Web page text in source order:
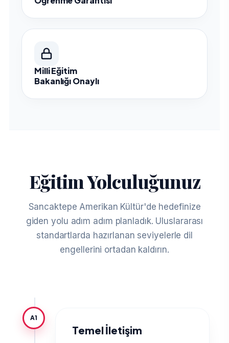
Milli Eğitim
Bakanlığı Onaylı
Eğitim Yolculuğunuz
Sancaktepe Amerikan Kültür'de hedefinize
giden yolu adım adım planladık. Uluslararası
standartlarda hazırlanan seviyelerle dil
engellerini ortadan kaldırın.
A1
Temel İletişim